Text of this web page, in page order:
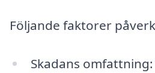
Följande faktorer
Skadans